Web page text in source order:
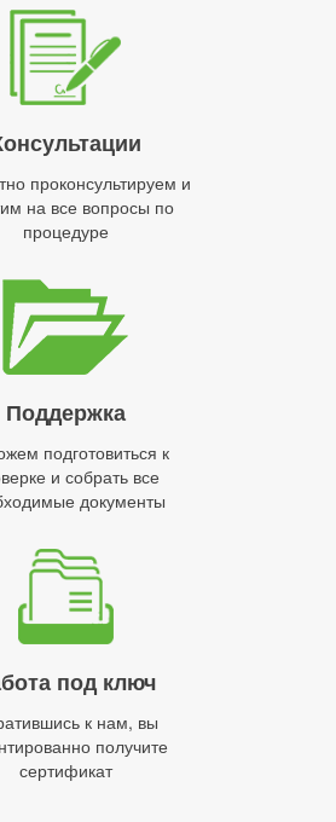
проконсультируем и
на все вопросы по
процедуре
Поддержка
подготовиться к
и собрать все
документы
под ключ
к нам, вы
получите
сертификат